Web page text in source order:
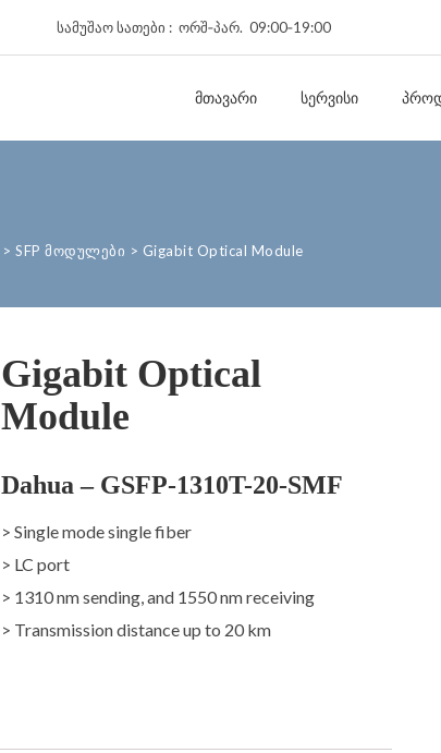
სამუშაო სათები : ორშ‑პარ. 09:00‑19:00
ᲛᲗᲐᲕᲐᲠᲘ ᲡᲔᲠᲕᲘᲡᲘ
> SFP მოდულები > Gigabit Optical Module
Gigabit Optical
Module
Dahua – GSFP-1310T-20-SMF
> Single mode single fiber
> LC port
> 1310 nm sending, and 1550 nm receiving
> Transmission distance up to 20 km